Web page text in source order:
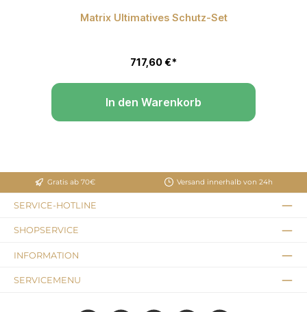
Matrix Ultimatives Schutz-Set
717,60 €*
In den Warenkorb
Gratis ab 70€ Versand innerhalb von 24h
SERVICE-HOTLINE
SHOPSERVICE
INFORMATION
SERVICEMENU